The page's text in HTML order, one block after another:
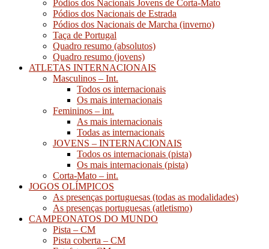
Pódios dos Nacionais Jovens de Corta-Mato
Pódios dos Nacionais de Estrada
Pódios dos Nacionais de Marcha (inverno)
Taça de Portugal
Quadro resumo (absolutos)
Quadro resumo (jovens)
ATLETAS INTERNACIONAIS
Masculinos – Int.
Todos os internacionais
Os mais internacionais
Femininos – int.
As mais internacionais
Todas as internacionais
JOVENS – INTERNACIONAIS
Todos os internacionais (pista)
Os mais internacionais (pista)
Corta-Mato – int.
JOGOS OLÍMPICOS
As presenças portuguesas (todas as modalidades)
As presenças portuguesas (atletismo)
CAMPEONATOS DO MUNDO
Pista – CM
Pista coberta – CM